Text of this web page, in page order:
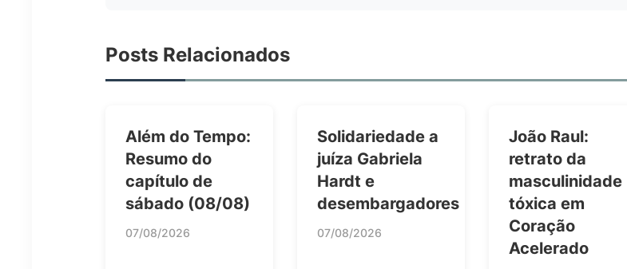
Posts Relacionados
Além do Tempo:
Resumo do
capítulo de
sábado (08/08)
07/08/2026
Solidariedade a
juíza Gabriela
Hardt e
desembargadores
07/08/2026
João Raul:
retrato da
masculinidade
tóxica em
Coração
Acelerado